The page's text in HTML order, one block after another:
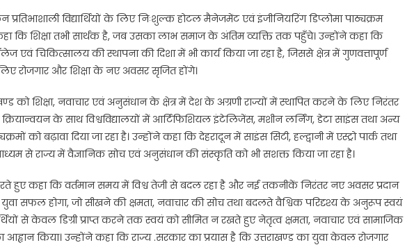
विद्यार्थियों के लिए निःशुल्क होटल मैनेजमेंट एवं इंजीनियरिंग डिप्लोमा पाठ्यक्रम
कि शिक्षा तभी सार्थक है, जब उसका लाभ समाज के अंतिम व्यक्ति तक पहुँचे। उन्होंने कहा कि
चिकित्सालय की स्थापना की दिशा में भी कार्य किया जा रहा है, जिससे क्षेत्र में गुणवत्तापूर्ण
रोजगार और शिक्षा के नए अवसर सृजित होंगे।
को शिक्षा, नवाचार एवं अनुसंधान के क्षेत्र में देश के अग्रणी राज्यों में स्थापित करने के लिए निरंतर
क्रियान्वयन के साथ विश्वविद्यालयों में आर्टिफिशियल इंटेलिजेंस, मशीन लर्निंग, डेटा साइंस तथा अन्य
को बढ़ावा दिया जा रहा है। उन्होंने कहा कि देहरादून में साइंस सिटी, हल्द्वानी में एस्ट्रो पार्क तथा
से राज्य में वैज्ञानिक सोच एवं अनुसंधान की संस्कृति को भी सशक्त किया जा रहा है।
हुए कहा कि वर्तमान समय में विश्व तेजी से बदल रहा है और नई तकनीकें निरंतर नए अवसर प्रदान
युवा सफल होगा, जो सीखने की क्षमता, नवाचार की सोच तथा बदलते वैश्विक परिदृश्य के अनुरूप स्वयं
से केवल डिग्री प्राप्त करने तक स्वयं को सीमित न रखते हुए नेतृत्व क्षमता, नवाचार एवं सामाजिक
किया। उन्होंने कहा कि राज्य .सरकार का प्रयास है कि उत्तराखण्ड का युवा केवल रोजगार